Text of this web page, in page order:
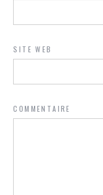
SITE WEB
COMMENTAIRE